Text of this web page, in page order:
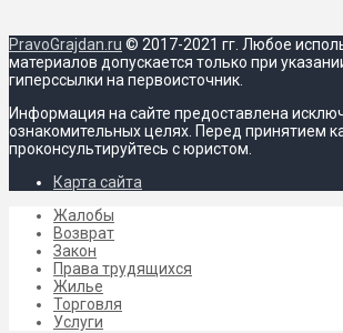
PravoGrajdan.ru © 2017-2021 гг. Любое
материалов допускается только при
гиперссылки на первоисточник.
Информация на сайте предоставлена
ознакомительных целях. Перед принятием
проконсультируйтесь с юристом.
Карта сайта
Жалобы
Возврат
Закон
Права трудящихся
Жилье
Торговля
Услуги